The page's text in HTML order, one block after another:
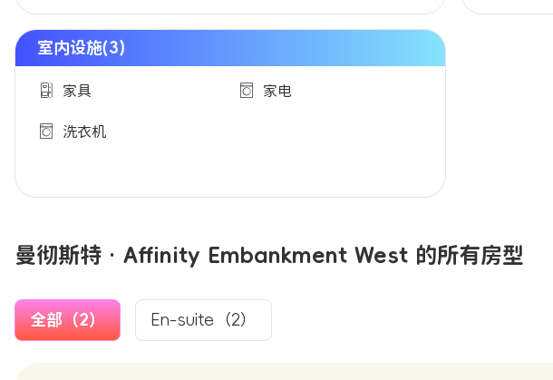
室内设施(3)
家具 家电
洗衣机
曼彻斯特 · Affinity Embankment West 的所有房型
全部（2） En-suite（2）